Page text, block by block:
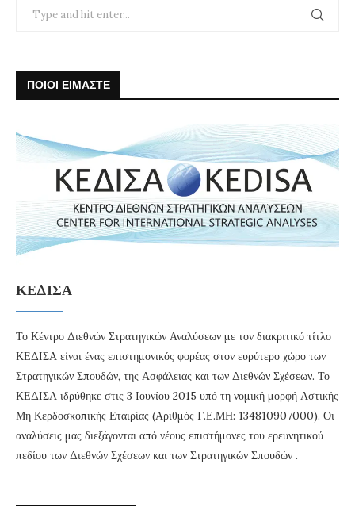
ΠΟΙΟΙ ΕΙΜΑΣΤΕ
ΚΕΔΙΣΑ
Το Κέντρο Διεθνών Στρατηγικών Αναλύσεων με τον διακριτικό τίτλο
ΚΕΔΙΣΑ είναι ένας επιστημονικός φορέας στον ευρύτερο χώρο των
Στρατηγικών Σπουδών, της Ασφάλειας και των Διεθνών Σχέσεων. Το
ΚΕΔΙΣΑ ιδρύθηκε στις 3 Ιουνίου 2015 υπό τη νομική μορφή Αστικής
Μη Κερδοσκοπικής Εταιρίας (Αριθμός Γ.Ε.ΜΗ: 134810907000). Οι
αναλύσεις μας διεξάγονται από νέους επιστήμονες του ερευνητικού
πεδίου των Διεθνών Σχέσεων και των Στρατηγικών Σπουδών .